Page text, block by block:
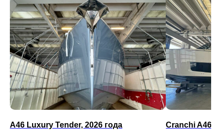
A46 Luxury Tender, 2026 года Cranchi